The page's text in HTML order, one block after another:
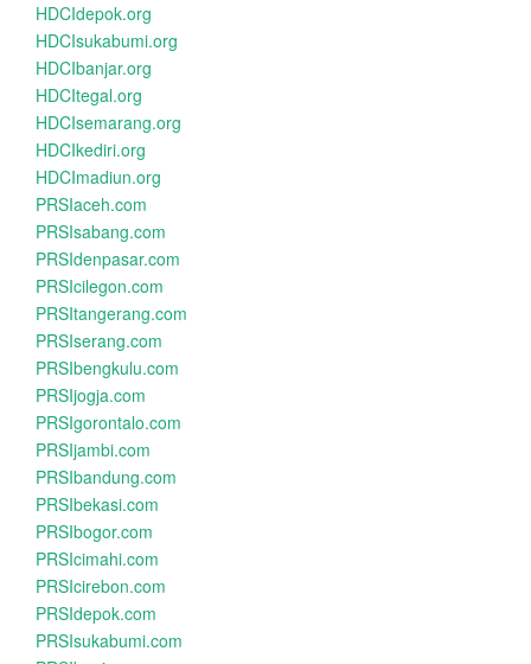
HDCIdepok.org
HDCIsukabumi.org
HDCIbanjar.org
HDCItegal.org
HDCIsemarang.org
HDCIkediri.org
HDCImadiun.org
PRSIaceh.com
PRSIsabang.com
PRSIdenpasar.com
PRSIcilegon.com
PRSItangerang.com
PRSIserang.com
PRSIbengkulu.com
PRSIjogja.com
PRSIgorontalo.com
PRSIjambi.com
PRSIbandung.com
PRSIbekasi.com
PRSIbogor.com
PRSIcimahi.com
PRSIcirebon.com
PRSIdepok.com
PRSIsukabumi.com